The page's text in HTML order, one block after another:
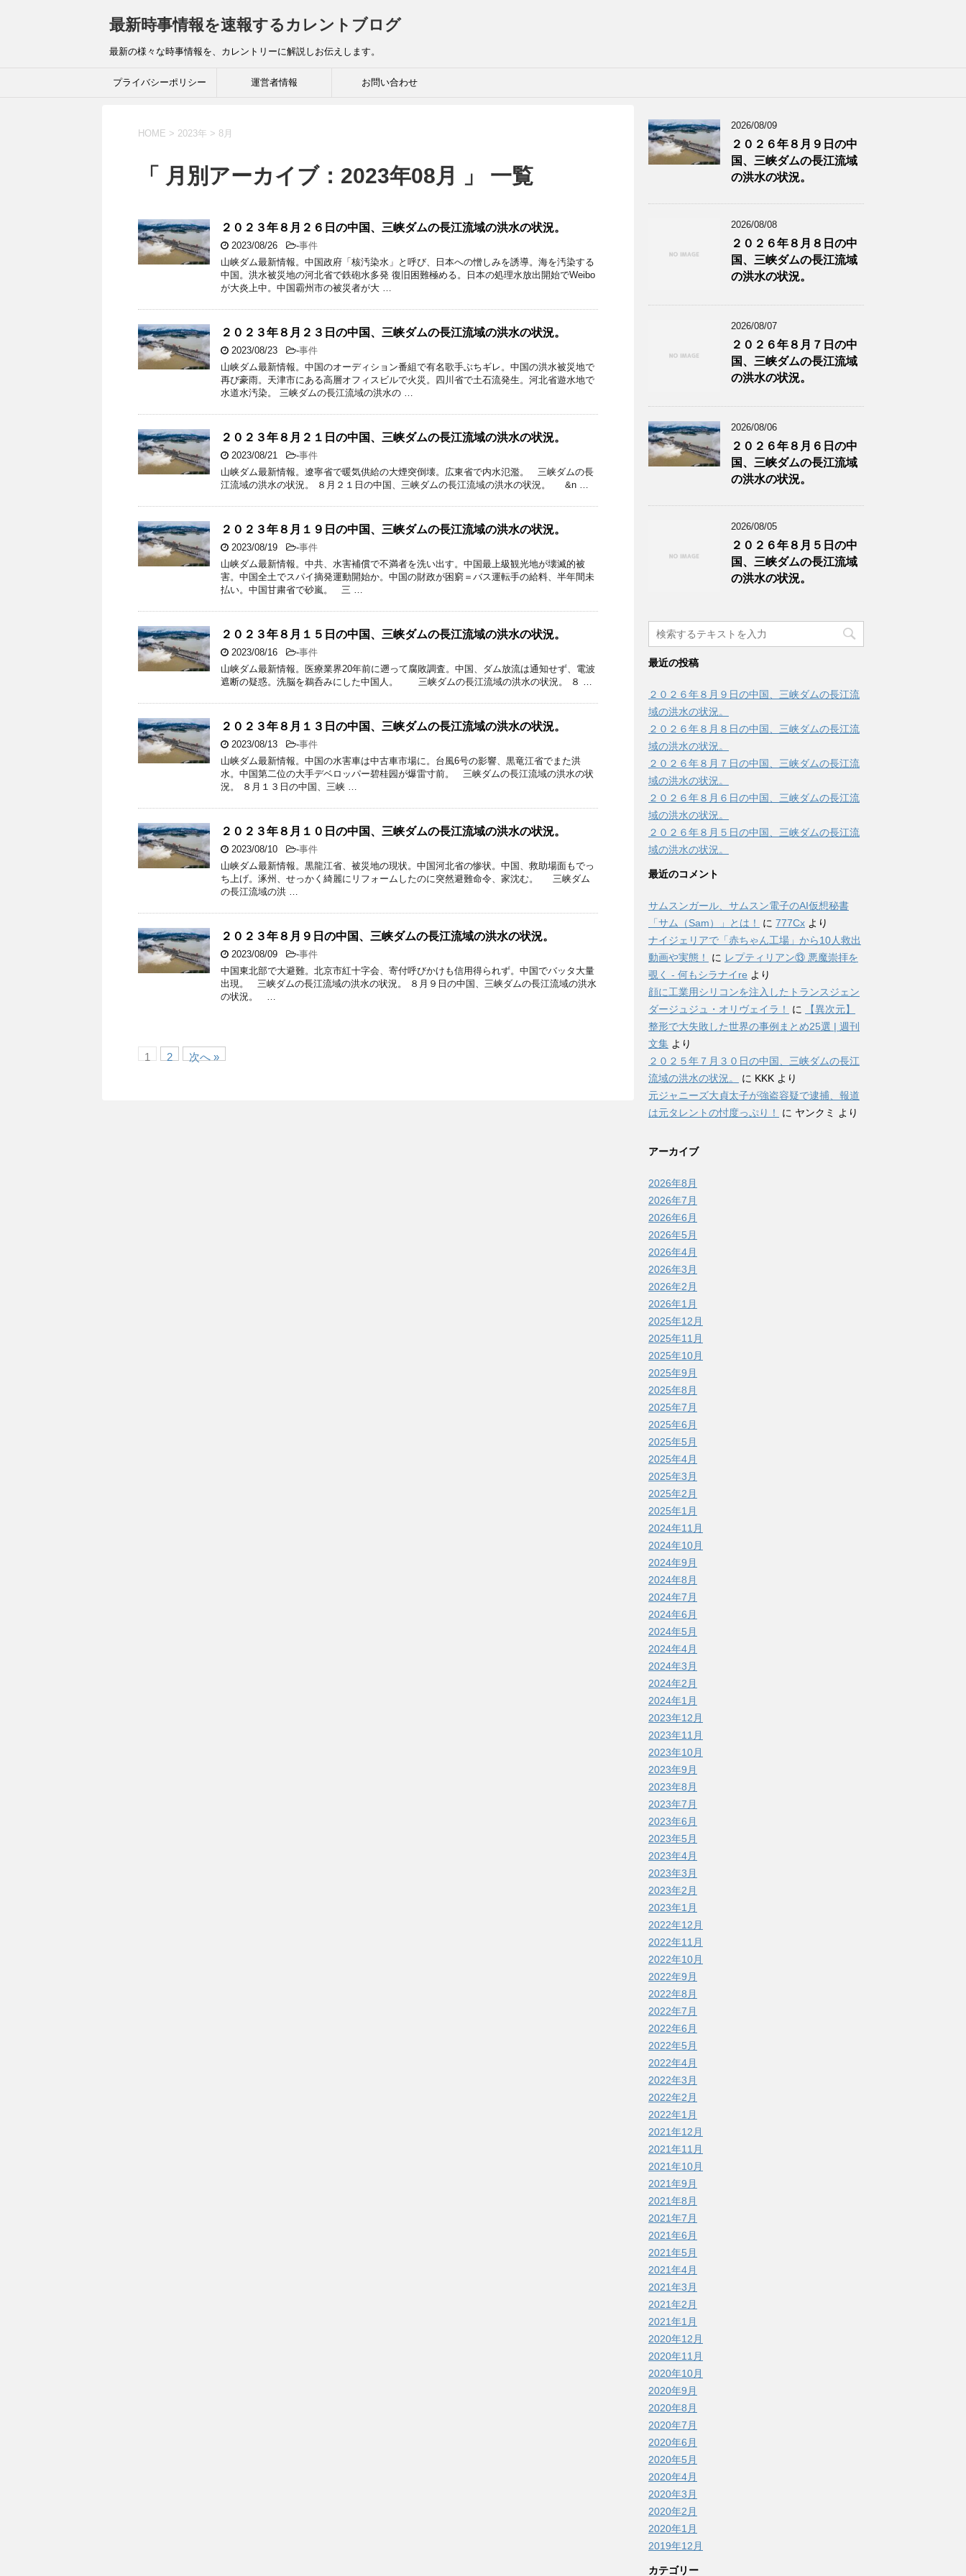
最新時事情報を速報するカレントブログ
最新の様々な時事情報を、カレントリーに解説しお伝えします。
プライバシーポリシー 運営者情報 お問い合わせ
HOME > 2023年 > 8月
「 月別アーカイブ：2023年08月 」 一覧
２０２３年８月２６日の中国、三峡ダムの長江流域の洪水の状況。
2023/08/26 -事件
山峡ダム最新情報。中国政府「核汚染水」と呼び、日本への憎しみを誘導。海を汚染する
中国。洪水被災地の河北省で鉄砲水多発 復旧困難極める。日本の処理水放出開始でWeibo
が大炎上中。中国霸州市の被災者が大 …
２０２３年８月２３日の中国、三峡ダムの長江流域の洪水の状況。
2023/08/23 -事件
山峡ダム最新情報。中国のオーディション番組で有名歌手ぶちギレ。中国の洪水被災地で
再び豪雨。天津市にある高層オフィスビルで火災。四川省で土石流発生。河北省遊水地で
水道水汚染。 三峡ダムの長江流域の洪水の …
２０２３年８月２１日の中国、三峡ダムの長江流域の洪水の状況。
2023/08/21 -事件
山峡ダム最新情報。遼寧省で暖気供給の大煙突倒壊。広東省で内水氾濫。 三峡ダムの長
江流域の洪水の状況。 ８月２１日の中国、三峡ダムの長江流域の洪水の状況。 &n …
２０２３年８月１９日の中国、三峡ダムの長江流域の洪水の状況。
2023/08/19 -事件
山峡ダム最新情報。中共、水害補償で不満者を洗い出す。中国最上級観光地が壊滅的被
害。中国全土でスパイ摘発運動開始か。中国の財政が困窮＝バス運転手の給料、半年間未
払い。中国甘粛省で砂嵐。 三 …
２０２３年８月１５日の中国、三峡ダムの長江流域の洪水の状況。
2023/08/16 -事件
山峡ダム最新情報。医療業界20年前に遡って腐敗調査。中国、ダム放流は通知せず、電波
遮断の疑惑。洗脳を鵜呑みにした中国人。 三峡ダムの長江流域の洪水の状況。 ８ …
２０２３年８月１３日の中国、三峡ダムの長江流域の洪水の状況。
2023/08/13 -事件
山峡ダム最新情報。中国の水害車は中古車市場に。台風6号の影響、黒竜江省でまた洪
水。中国第二位の大手デベロッパー碧桂园が爆雷寸前。 三峡ダムの長江流域の洪水の状
況。 ８月１３日の中国、三峡 …
２０２３年８月１０日の中国、三峡ダムの長江流域の洪水の状況。
2023/08/10 -事件
山峡ダム最新情報。黒龍江省、被災地の現状。中国河北省の惨状。中国、救助場面もでっ
ち上げ。涿州、せっかく綺麗にリフォームしたのに突然避難命令、家沈む。 三峡ダム
の長江流域の洪 …
２０２３年８月９日の中国、三峡ダムの長江流域の洪水の状況。
2023/08/09 -事件
中国東北部で大避難。北京市紅十字会、寄付呼びかけも信用得られず。中国でバッタ大量
出現。 三峡ダムの長江流域の洪水の状況。 ８月９日の中国、三峡ダムの長江流域の洪水
の状況。 …
1 2 次へ »
2026/08/09
２０２６年８月９日の中
国、三峡ダムの長江流域
の洪水の状況。
2026/08/08
２０２６年８月８日の中
国、三峡ダムの長江流域
の洪水の状況。
2026/08/07
２０２６年８月７日の中
国、三峡ダムの長江流域
の洪水の状況。
2026/08/06
２０２６年８月６日の中
国、三峡ダムの長江流域
の洪水の状況。
2026/08/05
２０２６年８月５日の中
国、三峡ダムの長江流域
の洪水の状況。
最近の投稿
２０２６年８月９日の中国、三峡ダムの長江流
域の洪水の状況。
２０２６年８月８日の中国、三峡ダムの長江流
域の洪水の状況。
２０２６年８月７日の中国、三峡ダムの長江流
域の洪水の状況。
２０２６年８月６日の中国、三峡ダムの長江流
域の洪水の状況。
２０２６年８月５日の中国、三峡ダムの長江流
域の洪水の状況。
最近のコメント
サムスンガール、サムスン電子のAI仮想秘書
「サム（Sam）」とは！
に 777Cx より
ナイジェリアで「赤ちゃん工場」から10人救出
動画や実態！
に レプティリアン⑬ 悪魔崇拝を
覗く - 何もシラナイre より
顔に工業用シリコンを注入したトランスジェン
ダージュジュ・オリヴェイラ！
に
【異次元】
整形で大失敗した世界の事例まとめ25選 | 週刊
文集 より
２０２５年７月３０日の中国、三峡ダムの長江
流域の洪水の状況。
に KKK より
元ジャニーズ大貞太子が強盗容疑で逮捕、報道
は元タレントの忖度っぷり！
に ヤンクミ より
アーカイブ
2026年8月
2026年7月
2026年6月
2026年5月
2026年4月
2026年3月
2026年2月
2026年1月
2025年12月
2025年11月
2025年10月
2025年9月
2025年8月
2025年7月
2025年6月
2025年5月
2025年4月
2025年3月
2025年2月
2025年1月
2024年11月
2024年10月
2024年9月
2024年8月
2024年7月
2024年6月
2024年5月
2024年4月
2024年3月
2024年2月
2024年1月
2023年12月
2023年11月
2023年10月
2023年9月
2023年8月
2023年7月
2023年6月
2023年5月
2023年4月
2023年3月
2023年2月
2023年1月
2022年12月
2022年11月
2022年10月
2022年9月
2022年8月
2022年7月
2022年6月
2022年5月
2022年4月
2022年3月
2022年2月
2022年1月
2021年12月
2021年11月
2021年10月
2021年9月
2021年8月
2021年7月
2021年6月
2021年5月
2021年4月
2021年3月
2021年2月
2021年1月
2020年12月
2020年11月
2020年10月
2020年9月
2020年8月
2020年7月
2020年6月
2020年5月
2020年4月
2020年3月
2020年2月
2020年1月
2019年12月
カテゴリー